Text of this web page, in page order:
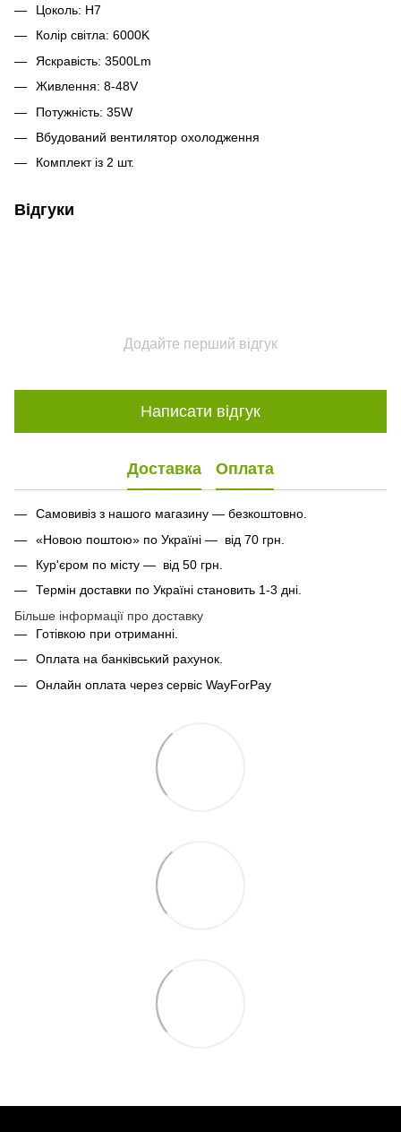
Цоколь: H7
Колір світла: 6000K
Яскравість: 3500Lm
Живлення: 8-48V
Потужність: 35W
Вбудований вентилятор охолодження
Комплект із 2 шт.
Відгуки
Додайте перший відгук
Написати відгук
Доставка Оплата
Самовивіз з нашого магазину — безкоштовно.
«Новою поштою» по Україні — від 70 грн.
Кур'єром по місту — від 50 грн.
Термін доставки по Україні становить 1-3 дні.
Більше інформації про доставку
Готівкою при отриманні.
Оплата на банківський рахунок.
Онлайн оплата через сервіс WayForPay